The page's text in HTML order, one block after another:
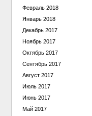
Февраль 2018
Январь 2018
Декабрь 2017
Ноябрь 2017
Октябрь 2017
Сентябрь 2017
Август 2017
Июль 2017
Июнь 2017
Май 2017